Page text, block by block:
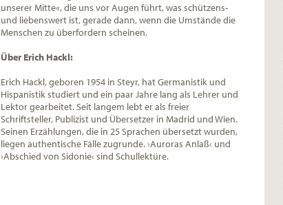
unserer Mitte«, die uns vor Augen führt, was schützens-
und liebenswert ist, gerade dann, wenn die Umstände die
Menschen zu überfordern scheinen.
Über Erich Hackl:
Erich Hackl, geboren 1954 in Steyr, hat Germanistik und
Hispanistik studiert und ein paar Jahre lang als Lehrer und
Lektor gearbeitet. Seit langem lebt er als freier
Schriftsteller, Publizist und Übersetzer in Madrid und Wien.
Seinen Erzählungen, die in 25 Sprachen übersetzt wurden,
liegen authentische Fälle zugrunde. ›Auroras Anlaß‹ und
›Abschied von Sidonie‹ sind Schullektüre.